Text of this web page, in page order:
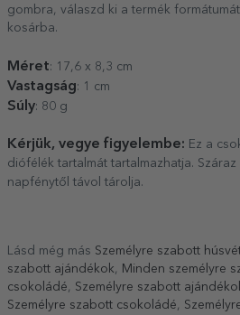
gombra, válaszd ki a termék
kosárba.
Méret: 17,6 x 8,3 cm
Vastagság: 1 cm
Súly: 80 g
Kérjük, vegye figyelembe: Ez a
diófélék tartalmát tartalmazhatja.
napfénytől távol tárolja.
Lásd még más Személyre szabott
szabott ajándékok, Minden személyre
csokoládé, Személyre szabott
Személyre szabott csokoládé,